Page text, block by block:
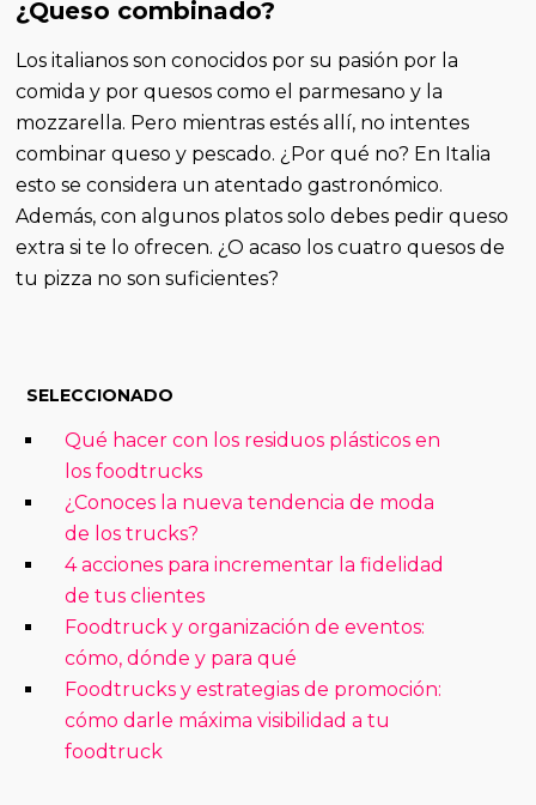
¿Queso combinado?
Los italianos son conocidos por su pasión por la
comida y por quesos como el parmesano y la
mozzarella. Pero mientras estés allí, no intentes
combinar queso y pescado. ¿Por qué no? En Italia
esto se considera un atentado gastronómico.
Además, con algunos platos solo debes pedir queso
extra si te lo ofrecen. ¿O acaso los cuatro quesos de
tu pizza no son suficientes?
SELECCIONADO
Qué hacer con los residuos plásticos en
los foodtrucks
¿Conoces la nueva tendencia de moda
de los trucks?
4 acciones para incrementar la fidelidad
de tus clientes
Foodtruck y organización de eventos:
cómo, dónde y para qué
Foodtrucks y estrategias de promoción:
cómo darle máxima visibilidad a tu
foodtruck